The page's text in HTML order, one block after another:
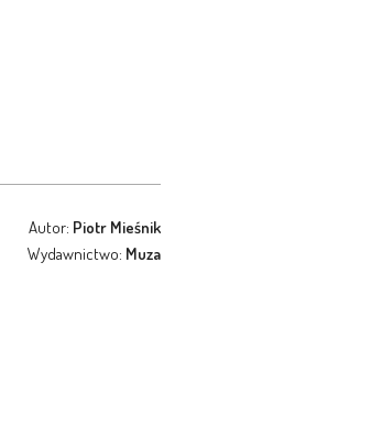
Autor: Piotr Mieśnik
Wydawnictwo: Muza